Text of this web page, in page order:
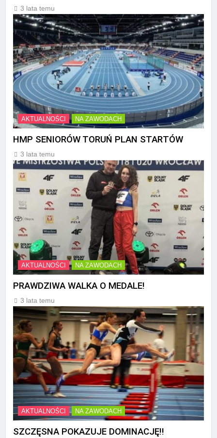
3 lata temu
AKTUALNOŚCI NA ZAWODACH
HMP SENIORÓW TORUŃ PLAN STARTÓW
3 lata temu
AKTUALNOŚCI NA ZAWODACH
PRAWDZIWA WALKA O MEDALE!
3 lata temu
AKTUALNOŚCI NA ZAWODACH
SZCZĘSNA POKAZUJE DOMINACJĘ!!